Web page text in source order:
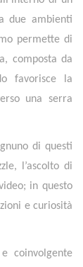
due ambienti
permette di
composta da
favorisce la
una serra
di questi
l’ascolto di
in questo
e curiosità
coinvolgente